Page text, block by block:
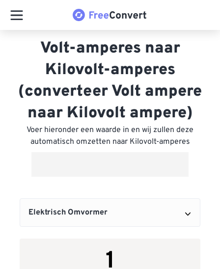
Volt-amperes naar
Kilovolt-amperes
(converteer Volt ampere
naar Kilovolt ampere)
Voer hieronder een waarde in en wij zullen deze
automatisch omzetten naar Kilovolt-amperes